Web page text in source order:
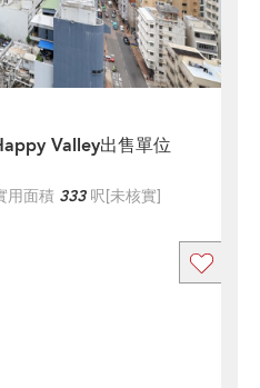
Valley出售單位
用面積 333呎[未核實]